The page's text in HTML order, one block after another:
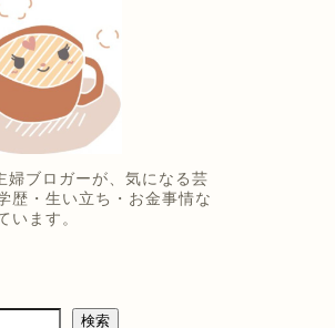
婦ブロガーが、気になる芸
歴・生い立ち・お金事情な
います。
検索